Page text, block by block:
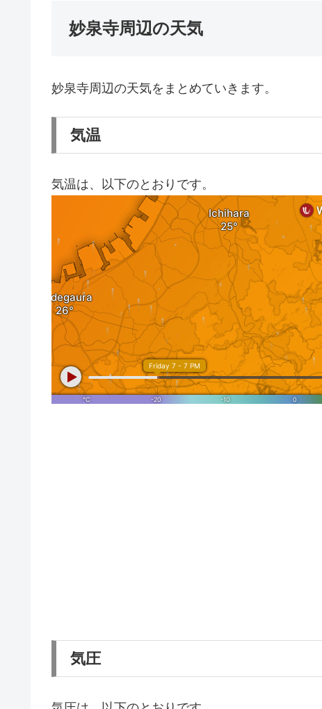
妙泉寺周辺の天気
妙泉寺周辺の天気をまとめていきます。
気温
気温は、以下のとおりです。
気圧